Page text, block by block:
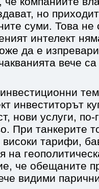
но
суми. Това не
интелект
да е
вече
инвеститорът
нови услуги,
При танкерите
тарифи,
на
че обещаните
видими